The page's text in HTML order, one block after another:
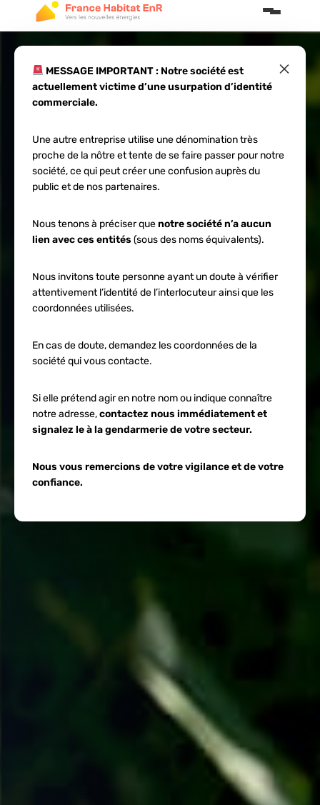
×
MESSAGE IMPORTANT : Notre société est
actuellement victime d’une usurpation d’identité
commerciale.
Une autre entreprise utilise une dénomination très
proche de la nôtre et tente de se faire passer pour notre
société, ce qui peut créer une confusion auprès du
public et de nos partenaires.
Nous tenons à préciser quenotre société n’a aucun
lien avec ces entités (sous des noms équivalents).
Nous invitons toute personne ayant un doute à vérifier
attentivement l’identité de l’interlocuteur ainsi que les
coordonnées utilisées.
En cas de doute, demandez les coordonnées de la
société qui vous contacte.
Si elle prétend agir en notre nom ou indique connaître
notre adresse,contactez nous immédiatement et
signalez le à la gendarmerie de votre secteur.
Nous vous remercions de votre vigilance et de votre
confiance.
Dimensionnement
parc batterie
solaire : guide
2026